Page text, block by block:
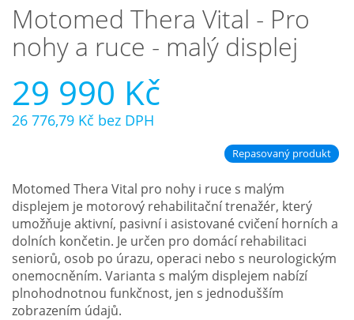
Motomed Thera Vital - Pro
nohy a ruce - malý displej
29 990 Kč
26 776,79 Kč bez DPH
Repasovaný produkt
Motomed Thera Vital pro nohy i ruce s malým
displejem je motorový rehabilitační trenažér, který
umožňuje aktivní, pasivní i asistované cvičení horních a
dolních končetin. Je určen pro domácí rehabilitaci
seniorů, osob po úrazu, operaci nebo s neurologickým
onemocněním. Varianta s malým displejem nabízí
plnohodnotnou funkčnost, jen s jednodušším
zobrazením údajů.